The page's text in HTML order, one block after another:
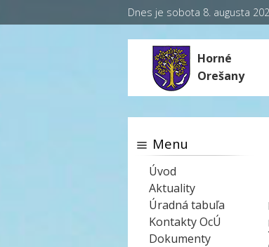
Dnes je sobota 8. augusta
Horné
Orešany
Menu
Úvod
Aktuality
Úradná tabuľa
Kontakty OcÚ
Dokumenty